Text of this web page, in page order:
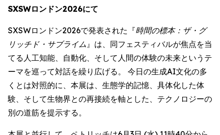
SXSWロンドン2026にて
SXSWロンドン2026で発表された『時間の標本：ザ・グ
リッチド・サブライム』は、同フェスティバルが焦点を当
てる人工知能、自動化、そして人間の体験の未来というテ
ーマを巡って対話を繰り広げる。 今日の生成AI文化の多
くとは対照的に、本展は、生態学的記憶、具体化した体
験、そして生物界との再接続を軸とした、テクノロジーの
別の道筋を提示する。